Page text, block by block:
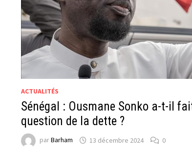
ACTUALITÉS
Sénégal : Ousmane Sonko a-t-il
question de la dette ?
parBarham 13 décembre 2024 0